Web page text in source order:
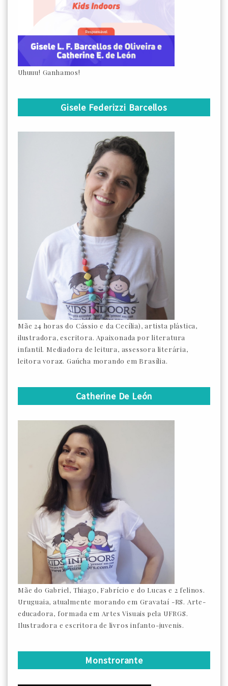
Uhuuu! Ganhamos!
Gisele Federizzi Barcellos
Mãe 24 horas do Cássio e da Cecília), artista plástica,
ilustradora, escritora. Apaixonada por literatura
infantil. Mediadora de leitura, assessora literária,
leitora voraz. Gaúcha morando em Brasília.
Catherine De León
Mãe do Gabriel, Thiago, Fabrício e do Lucas e 2 felinos.
Uruguaia, atualmente morando em Gravataí -RS. Arte-
educadora, formada em Artes Visuais pela UFRGS.
Ilustradora e escritora de livros infanto-juvenis.
Monstrorante